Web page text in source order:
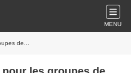
MENU
de...